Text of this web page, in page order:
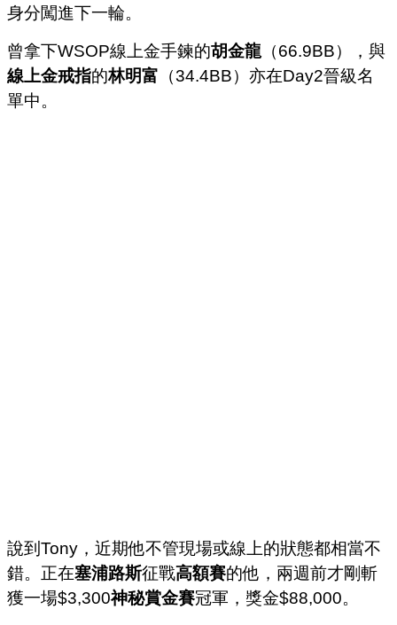
身分闖進下一輪。
曾拿下WSOP線上金手鍊的胡金龍 （66.9BB），與
線上金戒指的林明富 （34.4BB）亦在Day2晉級名
單中。
說到Tony，近期他不管現場或線上的狀態都相當不
錯。正在塞浦路斯征戰高額賽的他，兩週前才剛斬
獲一場$3,300神秘賞金賽冠軍，獎金$88,000。